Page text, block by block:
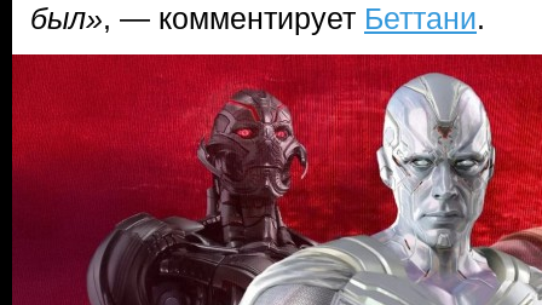
был», — комментирует Беттани.